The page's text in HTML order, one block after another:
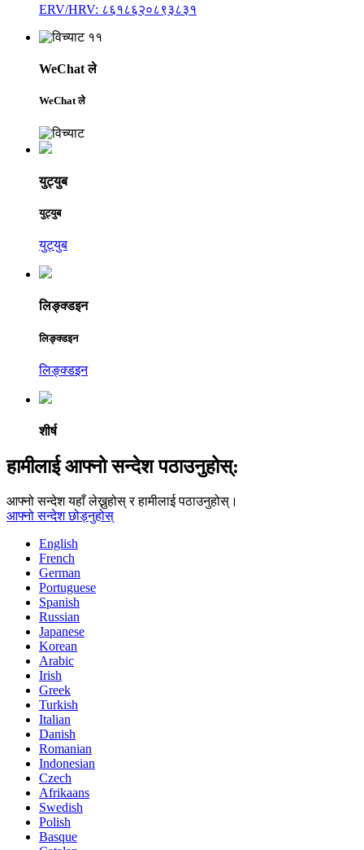
ERV/HRV: ८६१८६२०८९३८३१
WeChat ले
WeChat ले
युट्युब
युट्युब
युट्युब
लिङ्क्डइन
लिङ्क्डइन
लिङ्क्डइन
शीर्ष
हामीलाई आफ्नो सन्देश पठाउनुहोस्:
आफ्नो सन्देश यहाँ लेख्नुहोस् र हामीलाई पठाउनुहोस्।
आफ्नो सन्देश छोड्नुहोस्
English
French
German
Portuguese
Spanish
Russian
Japanese
Korean
Arabic
Irish
Greek
Turkish
Italian
Danish
Romanian
Indonesian
Czech
Afrikaans
Swedish
Polish
Basque